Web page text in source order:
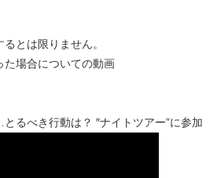
とは限りません。
た場合についての動画
るべき行動は？ ″ナイトツアー”に参加